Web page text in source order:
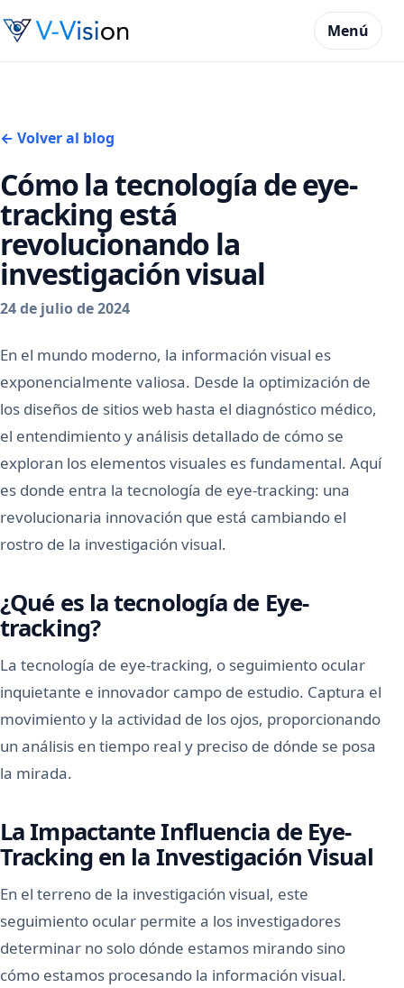
Menú
← Volver al blog
Cómo la tecnología de eye-
tracking está
revolucionando la
investigación visual
24 de julio de 2024
En el mundo moderno, la información visual es
exponencialmente valiosa. Desde la optimización de
los diseños de sitios web hasta el diagnóstico médico,
el entendimiento y análisis detallado de cómo se
exploran los elementos visuales es fundamental. Aquí
es donde entra la tecnología de eye-tracking: una
revolucionaria innovación que está cambiando el
rostro de la investigación visual.
¿Qué es la tecnología de Eye-
tracking?
La tecnología de eye-tracking, o seguimiento ocular
inquietante e innovador campo de estudio. Captura el
movimiento y la actividad de los ojos, proporcionando
un análisis en tiempo real y preciso de dónde se posa
la mirada.
La Impactante Influencia de Eye-
Tracking en la Investigación Visual
En el terreno de la investigación visual, este
seguimiento ocular permite a los investigadores
determinar no solo dónde estamos mirando sino
cómo estamos procesando la información visual.